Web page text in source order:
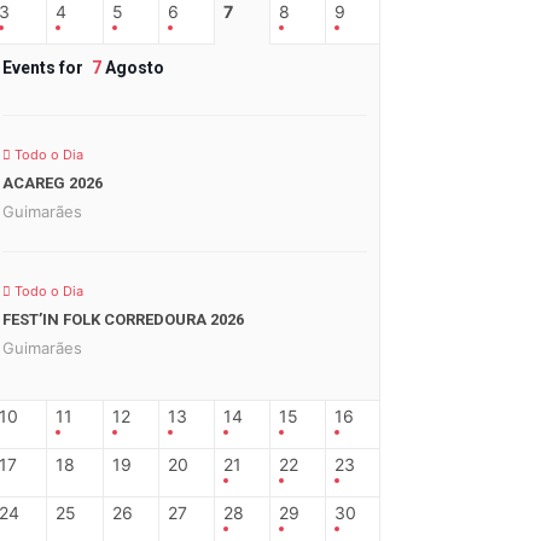
3 4 5 6 7 8 9
Events for 7Agosto
Todo o Dia
ACAREG 2026
Guimarães
Todo o Dia
FEST’IN FOLK CORREDOURA 2026
Guimarães
10 11 12 13 14 15 16
17 18 19 20 21 22 23
24 25 26 27 28 29 30